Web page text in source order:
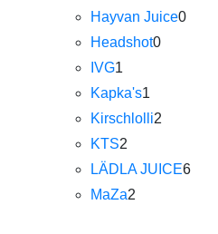
Hayvan Juice0
Headshot0
IVG1
Kapka's1
Kirschlolli2
KTS2
LÄDLA JUICE6
MaZa2